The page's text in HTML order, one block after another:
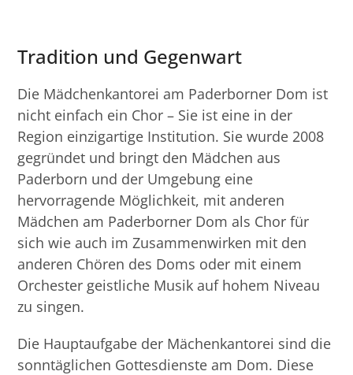
Tradition und Gegenwart
Die Mädchenkantorei am Paderborner Dom ist
nicht einfach ein Chor – Sie ist eine in der
Region einzigartige Institution. Sie wurde 2008
gegründet und bringt den Mädchen aus
Paderborn und der Umgebung eine
hervorragende Möglichkeit, mit anderen
Mädchen am Paderborner Dom als Chor für
sich wie auch im Zusammenwirken mit den
anderen Chören des Doms oder mit einem
Orchester geistliche Musik auf hohem Niveau
zu singen.
Die Hauptaufgabe der Mächenkantorei sind die
sonntäglichen Gottesdienste am Dom. Diese